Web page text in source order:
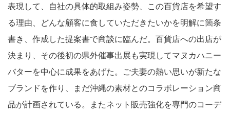
表現して、自社の具体的取組み姿勢、この百貨店を希望す
る理由、どんな顧客に食していただきたいかを明解に箇条
書き、作成した提案書で商談に臨んだ。百貨店への出店が
決まり、その後初の県外催事出展も実現してマヌカハニー
バターを中心に成果をあげた。ご夫妻の熱い思いが新たな
ブランドを作り、まだ沖縄の素材とのコラボレーション商
品が計画されている。またネット販売強化を専門のコーデ